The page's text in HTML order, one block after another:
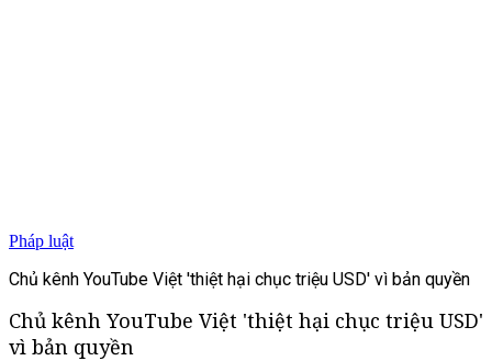
Pháp luật
Chủ kênh YouTube Việt 'thiệt hại chục triệu USD' vì bản quyền
Chủ kênh YouTube Việt 'thiệt hại chục triệu USD'
vì bản quyền